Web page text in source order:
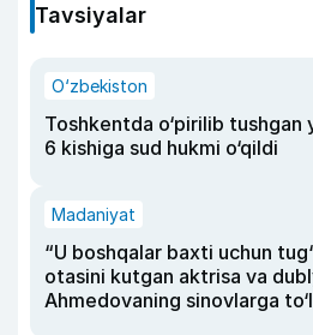
Tavsiyalar
O‘zbekiston
Toshkentda o‘pirilib tushgan
6 kishiga sud hukmi o‘qildi
Madaniyat
“U boshqalar baxti uchun
otasini kutgan aktrisa va
Ahmedovaning sinovlarga